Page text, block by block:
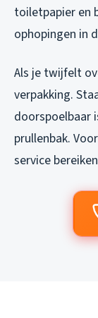
toiletpapier en
ophopingen in
Als je twijfelt
verpakking.
doorspoelbaar
prullenbak.
service